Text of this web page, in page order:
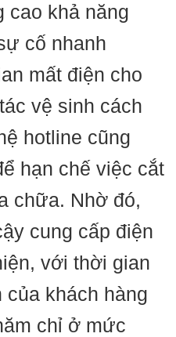
cao khả năng
cố nhanh
mất điện cho
vệ sinh cách
hotline cũng
hạn chế việc cắt
chữa. Nhờ đó,
cung cấp điện
với thời gian
của khách hàng
chỉ ở mức